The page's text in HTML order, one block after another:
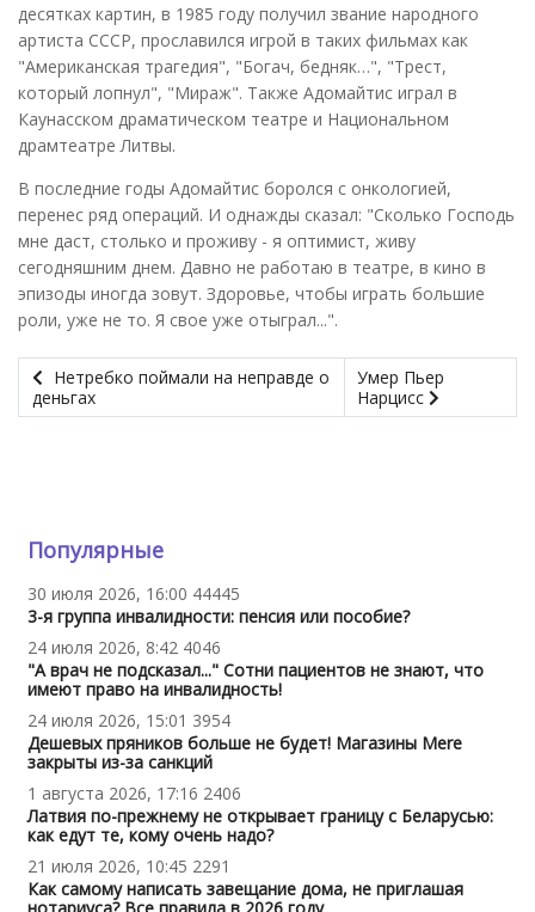
десятках картин, в 1985 году получил звание народного
артиста СССР, прославился игрой в таких фильмах как
"Американская трагедия", "Богач, бедняк…", "Трест,
который лопнул", "Мираж". Также Адомайтис играл в
Каунасском драматическом театре и Национальном
драмтеатре Литвы.
В последние годы Адомайтис боролся с онкологией,
перенес ряд операций. И однажды сказал: "Сколько Господь
мне даст, столько и проживу - я оптимист, живу
сегодняшним днем. Давно не работаю в театре, в кино в
эпизоды иногда зовут. Здоровье, чтобы играть большие
роли, уже не то. Я свое уже отыграл...".
Нетребко поймали на неправде о
деньгах
Умер Пьер
Нарцисс
Популярные
30 июля 2026, 16:00 44445
3-я группа инвалидности: пенсия или пособие?
24 июля 2026, 8:42 4046
"А врач не подсказал..." Сотни пациентов не знают, что
имеют право на инвалидность!
24 июля 2026, 15:01 3954
Дешевых пряников больше не будет! Магазины Mere
закрыты из-за санкций
1 августа 2026, 17:16 2406
Латвия по-прежнему не открывает границу с Беларусью:
как едут те, кому очень надо?
21 июля 2026, 10:45 2291
Как самому написать завещание дома, не приглашая